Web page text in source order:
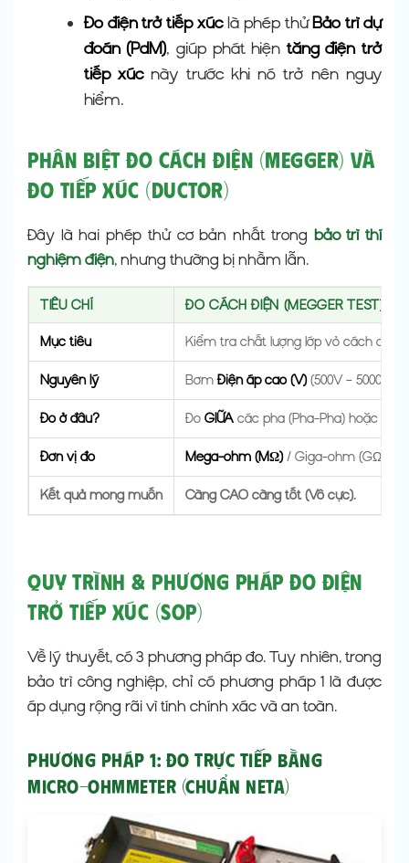
Đo điện trở tiếp xúclà phép thửBảo trì dự
đoán (PdM), giúp phát hiện tăng điện trở
tiếp xúcnày trước khi nó trở nên nguy
hiểm.
Phân Biệt Đo Cách Điện (Megger) và
Đo Tiếp Xúc (Ductor)
Đây là hai phép thử cơ bản nhất trong bảo trì thí
nghiệm điện, nhưng thường bị nhầm lẫn.
TIÊU CHÍ ĐO CÁCH ĐIỆN (MEGGER TEST)
Mục tiêu Kiểm tra chất lượng lớp vỏ cách điện
Nguyên lý BơmĐiện áp cao (V)(500V – 5000V) /
Đo ở đâu? Đo GIỮA các pha (Pha-Pha) hoặc
Đơn vị đo Mega-ohm (MΩ)/ Giga-ohm (GΩ).
Kết quả mong muốn Càng CAO càng tốt (Vô cực).
Quy Trình & Phương Pháp Đo Điện
Trở Tiếp Xúc (SOP)
Về lý thuyết, có 3 phương pháp đo. Tuy nhiên, trong
bảo trì công nghiệp, chỉ có phương pháp 1 là được
áp dụng rộng rãi vì tính chính xác và an toàn.
Phương Pháp 1: Đo Trực Tiếp Bằng
Micro-ohmmeter (Chuẩn NETA)